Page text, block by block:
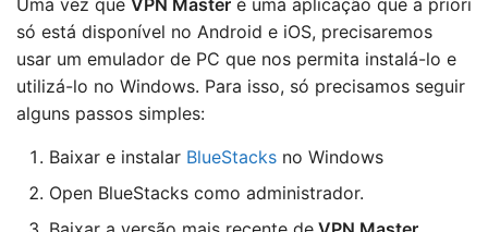
só está disponível no Android e iOS, precisaremos
usar um emulador de PC que nos permita instalá-lo e
utilizá-lo no Windows. Para isso, só precisamos seguir
alguns passos simples:
Baixar e instalar BlueStacks no Windows
Open BlueStacks como administrador.